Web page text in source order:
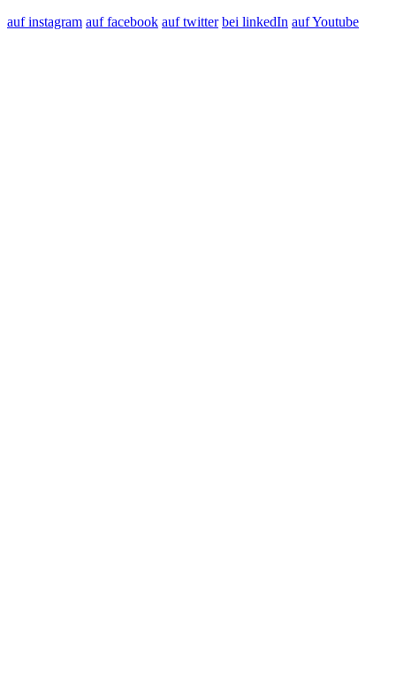
auf instagram auf facebook auf twitter bei linkedIn auf Youtube